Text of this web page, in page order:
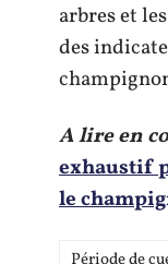
arbres et
des
A lire en
exhaustif
le